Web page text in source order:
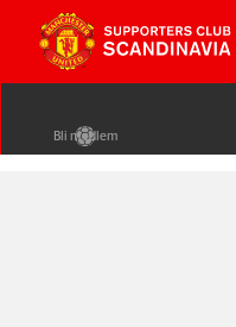
Bli medlem